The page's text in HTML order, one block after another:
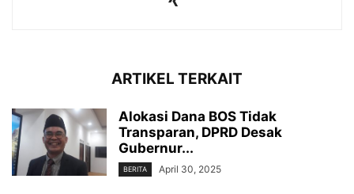
ARTIKEL TERKAIT
Alokasi Dana BOS Tidak
Transparan, DPRD Desak
Gubernur...
BERITA April 30, 2025